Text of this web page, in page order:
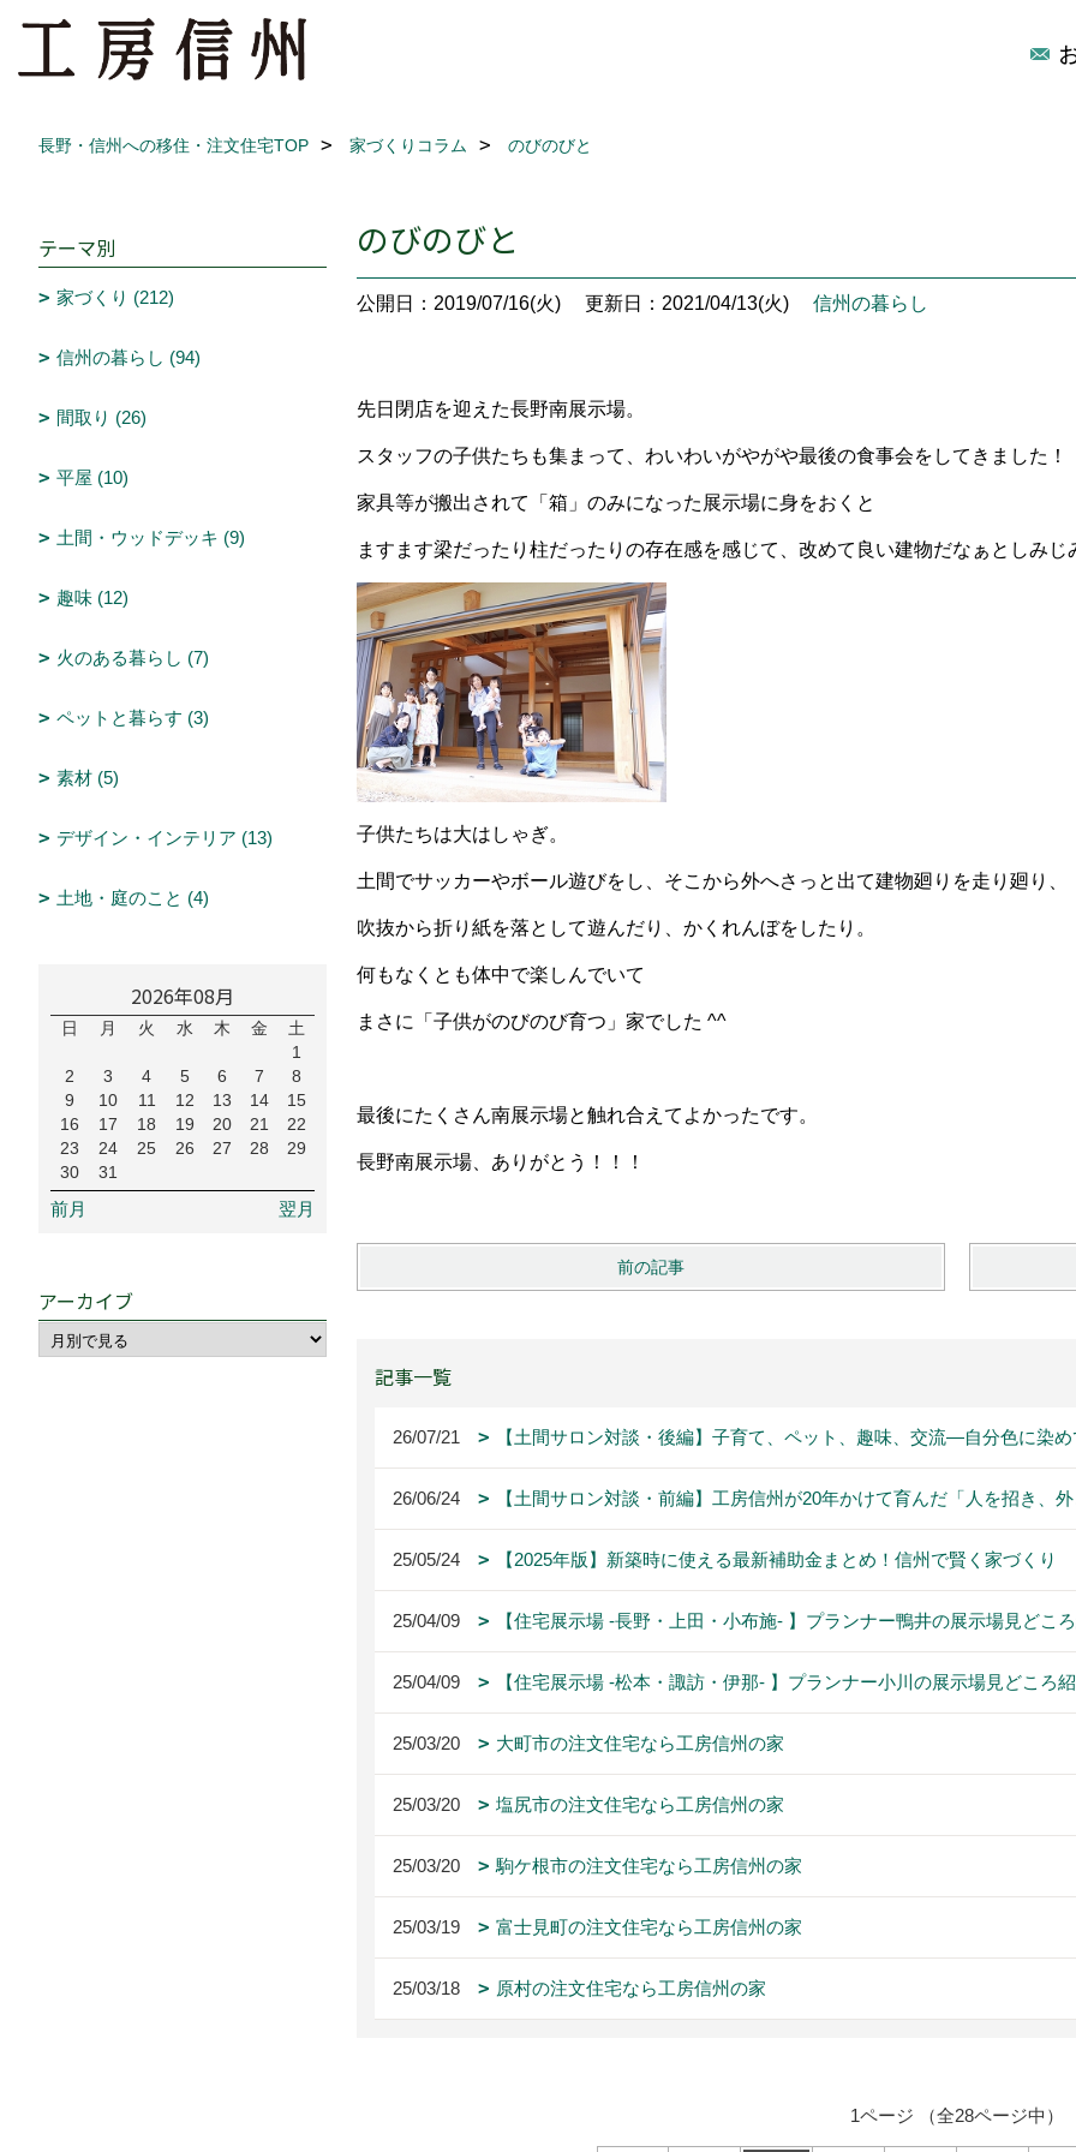
長野・信州への移住・注文住宅TOP 家づくりコラム のびのびと
のびのびと
公開日：2019/07/16(火) 更新日：2021/04/13(火) 信州の暮らし
先日閉店を迎えた長野南展示場。
スタッフの子供たちも集まって、わいわいがやがや最後の食事会をしてきました！
家具等が搬出されて「箱」のみになった展示場に身をおくと
ますます梁だったり柱だったりの存在感を感じて、改めて良い建物だなぁとしみじ
子供たちは大はしゃぎ。
土間でサッカーやボール遊びをし、そこから外へさっと出て建物廻りを走り廻り、
吹抜から折り紙を落として遊んだり、かくれんぼをしたり。
何もなくとも体中で楽しんでいて
まさに「子供がのびのび育つ」家でした ^^
最後にたくさん南展示場と触れ合えてよかったです。
長野南展示場、ありがとう！！！
前の記事
記事一覧
26/07/21 【土間サロン対談・後編】子育て、ペット、趣味、交流―自分色に染
26/06/24 【土間サロン対談・前編】工房信州が20年かけて育んだ「人を招き、外
25/05/24 【2025年版】新築時に使える最新補助金まとめ！信州で賢く家づくり
25/04/09 【住宅展示場 -長野・上田・小布施- 】プランナー鴨井の展示場見どころ
25/04/09 【住宅展示場 -松本・諏訪・伊那- 】プランナー小川の展示場見どころ紹
25/03/20 大町市の注文住宅なら工房信州の家
25/03/20 塩尻市の注文住宅なら工房信州の家
25/03/20 駒ケ根市の注文住宅なら工房信州の家
25/03/19 富士見町の注文住宅なら工房信州の家
25/03/18 原村の注文住宅なら工房信州の家
1ページ （全28ページ中）
テーマ別
家づくり (212)
信州の暮らし (94)
間取り (26)
平屋 (10)
土間・ウッドデッキ (9)
趣味 (12)
火のある暮らし (7)
ペットと暮らす (3)
素材 (5)
デザイン・インテリア (13)
土地・庭のこと (4)
2026年08月
日 月 火 水 木 金
土
1
2
3 4 5 6 7
8
9
10 11 12 13 14
15
16
17 18 19 20 21
22
23
24 25 26 27 28
29
30
31
前月 翌月
アーカイブ